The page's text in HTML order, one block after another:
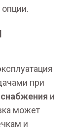
при
и
может
и